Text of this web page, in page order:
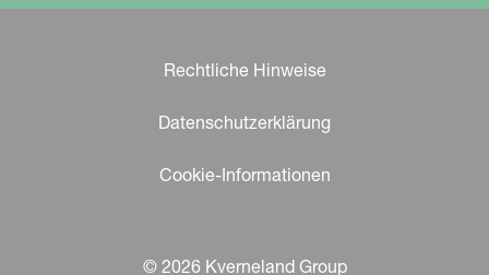
Rechtliche Hinweise
Datenschutzerklärung
Cookie-Informationen
© 2026 Kverneland Group